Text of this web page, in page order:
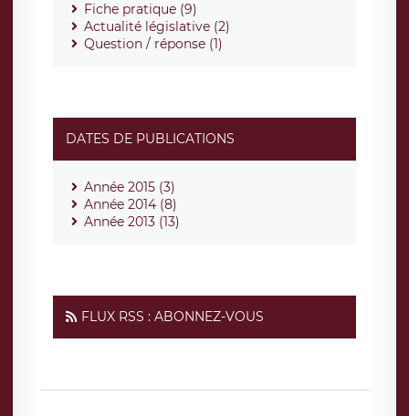
Fiche pratique (9)
Actualité législative (2)
Question / réponse (1)
DATES DE PUBLICATIONS
Année 2015 (3)
Année 2014 (8)
Année 2013 (13)
FLUX RSS : ABONNEZ-VOUS